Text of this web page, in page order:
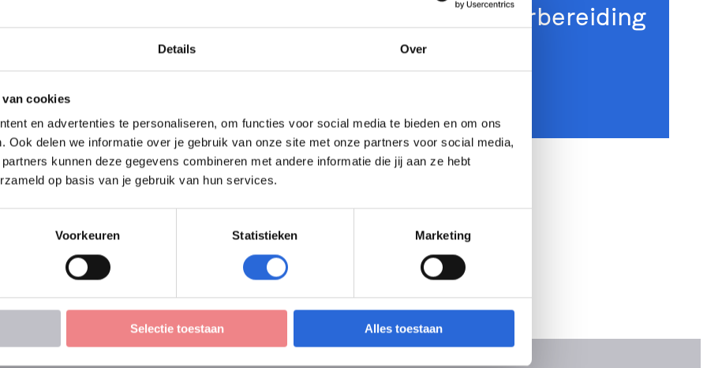
Details Over
cookies
en advertenties te personaliseren, om functies voor social media te bieden en om ons
Ook delen we informatie over je gebruik van onze site met onze partners voor social media,
kunnen deze gegevens combineren met andere informatie die jij aan ze hebt
op basis van je gebruik van hun services.
Voorkeuren Statistieken Marketing
Selectie toestaan Alles toestaan
Burgerlijke & utiliteitsbouw / Werkvoorbereiding
en wegenbouw (infra) (Niveau 4)